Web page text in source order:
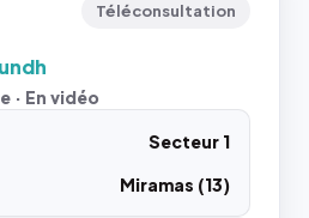
Téléconsultation
· En vidéo
Secteur 1
Miramas (13)